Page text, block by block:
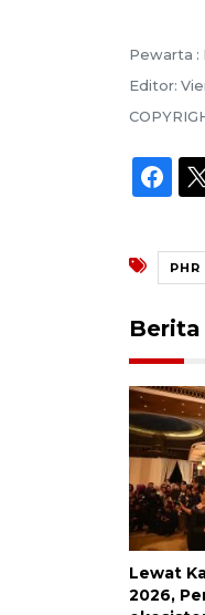
Pewarta :
Editor:
PHR
Lewat
2026,